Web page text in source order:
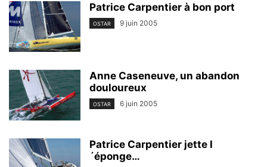
Patrice Carpentier à bon port
OSTAR 9 juin 2005
Anne Caseneuve, un abandon
douloureux
OSTAR 6 juin 2005
Patrice Carpentier jette l
´éponge…